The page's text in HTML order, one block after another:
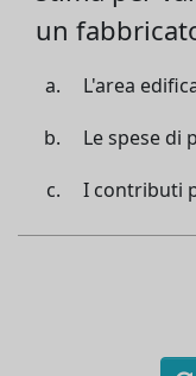
un
L'area
Le spese di
I contributi